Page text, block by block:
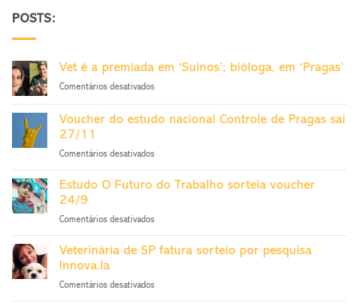
POSTS:
Vet é a premiada em ‘Suínos’; bióloga, em ‘Pragas’
Comentários desativadosem
é
em
bióloga,
Voucher do estudo nacional Controle de Pragas sai
27/11
Comentários desativadosem
do
Controle
Pragas
Estudo O Futuro do Trabalho sorteia voucher
24/9
Comentários desativadosem
O
Trabalho
Veterinária de SP fatura sorteio por pesquisa
Innova.la
Comentários desativadosem